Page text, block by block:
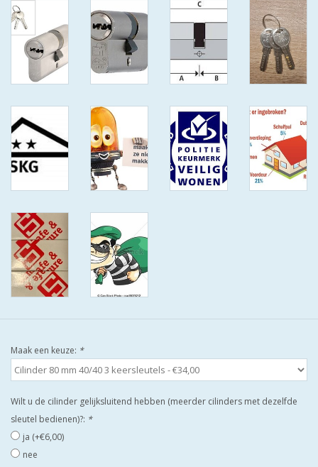
VEILIGE SLEUTELS SKG***
ISEO F 6 EXTRA S
ANTIKERNTREK IN IEDERE
GEWENSTE MAAT MET
ISEO F9 ANTIKERNTREK IN
IEDERE GEWENSTE MAAT MET
GEWONE SLEUTELS MET
CERTIFICAAT SKG***
BOLD ELECTRONISCHE
CILINDERS OPEN JE SLOT MET
TELEFOON OF CLICKER WIFI
AFSTAND.
DEURSCHILDEN VOOR
BUITEN
waakborden
Maak een keuze: *
Wilt u de cilinder gelijksluitend hebben (meerder cilinders met dezelfde
sleutel bedienen)?: *
ja (+€6,00)
nee